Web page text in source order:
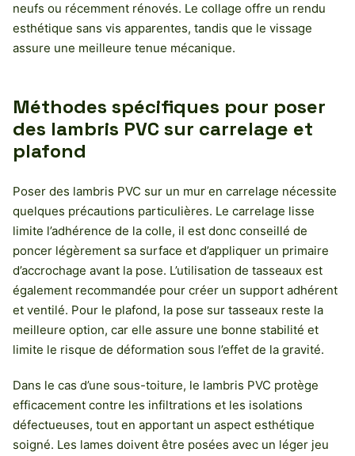
neufs ou récemment rénovés. Le collage offre un rendu
esthétique sans vis apparentes, tandis que le vissage
assure une meilleure tenue mécanique.
Méthodes spécifiques pour poser
des lambris PVC sur carrelage et
plafond
Poser des lambris PVC sur un mur en carrelage nécessite
quelques précautions particulières. Le carrelage lisse
limite l’adhérence de la colle, il est donc conseillé de
poncer légèrement sa surface et d’appliquer un primaire
d’accrochage avant la pose. L’utilisation de tasseaux est
également recommandée pour créer un support adhérent
et ventilé. Pour le plafond, la pose sur tasseaux reste la
meilleure option, car elle assure une bonne stabilité et
limite le risque de déformation sous l’effet de la gravité.
Dans le cas d’une sous-toiture, le lambris PVC protège
efficacement contre les infiltrations et les isolations
défectueuses, tout en apportant un aspect esthétique
soigné. Les lames doivent être posées avec un léger jeu